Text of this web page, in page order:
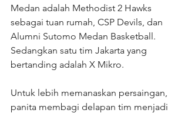
Medan adalah Methodist 2 Hawks
sebagai tuan rumah, CSP Devils, dan
Alumni Sutomo Medan Basketball.
Sedangkan satu tim Jakarta yang
bertanding adalah X Mikro.
Untuk lebih memanaskan persaingan,
panita membagi delapan tim menjadi